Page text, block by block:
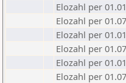
Elozahl per
Elozahl per
Elozahl per
Elozahl per
Elozahl per
Elozahl per